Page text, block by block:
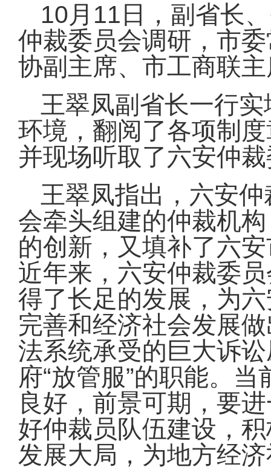
10月 11 日
，副省长
仲裁委员会调研，市
协副主席、市工商联
王翠凤副省长一行
环境，翻阅了各项制
并现场听取了六安仲
王翠凤指出，六安
会牵头组建的仲裁机
的创新，又填补了六
近年来，六安仲裁委
得了长足的发展，为
完善和经济社会发展
法系统承受的巨大诉
府“放管服”的职能。当
良好，前景可期，要
好仲裁员队伍建设，
发展大局，为地方经